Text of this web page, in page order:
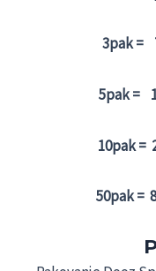
3pak =
5pak =
10pak =
50pak =